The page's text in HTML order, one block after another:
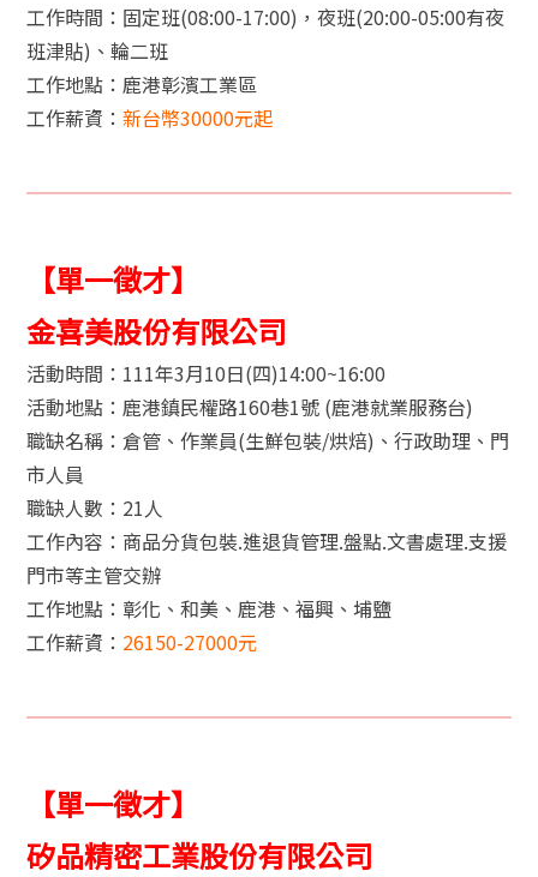
工作時間：固定班(08:00-17:00)，夜班(20:00-05:00有夜
班津貼)、輪二班
工作地點：鹿港彰濱工業區
工作薪資：新台幣30000元起
【單一徵才】
金喜美股份有限公司
活動時間：111年3月10日(四)14:00~16:00
活動地點：鹿港鎮民權路160巷1號 (鹿港就業服務台)
職缺名稱：倉管、作業員(生鮮包裝/烘焙)、行政助理、門
市人員
職缺人數：21人
工作內容：商品分貨包裝.進退貨管理.盤點.文書處理.支援
門市等主管交辦
工作地點：彰化、和美、鹿港、福興、埔鹽
工作薪資： 26150-27000元
【單一徵才】
矽品精密工業股份有限公司